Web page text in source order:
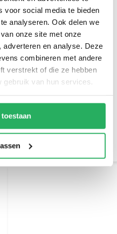
voor social media te bieden
analyseren. Ook delen we
onze site met onze
en analyse. Deze
combineren met andere
verstrekt of die ze hebben
van hun services.
RAM Mount Tilt-N-Turn™
€ 59,95
€ 49,55 Excl. btw